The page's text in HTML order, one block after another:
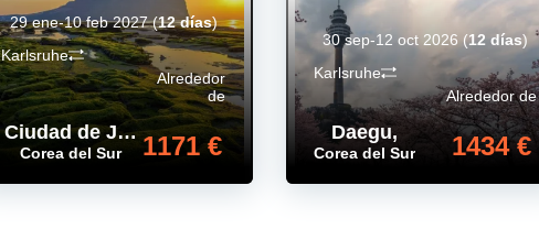
Ciudad de Jeju,
Corea del Sur
Alrededor
de
1171 €
Karlsruhe
29 ene-10 feb 2027(12 días)
Daegu,
Corea del Sur
Alrededor de
1434 €
Karlsruhe
30 sep-12 oct 2026(12 días)